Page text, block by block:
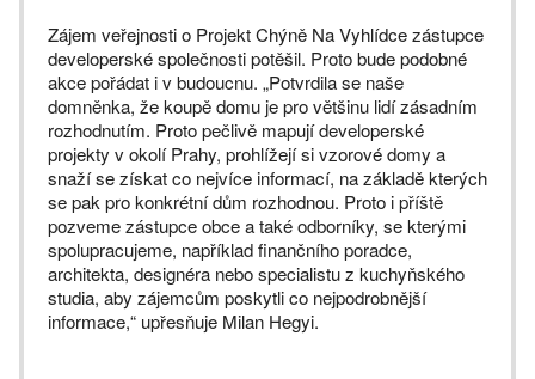
Zájem veřejnosti o Projekt Chýně Na Vyhlídce zástupce
developerské společnosti potěšil. Proto bude podobné
akce pořádat i v budoucnu. „Potvrdila se naše
domněnka, že koupě domu je pro většinu lidí zásadním
rozhodnutím. Proto pečlivě mapují developerské
projekty v okolí Prahy, prohlížejí si vzorové domy a
snaží se získat co nejvíce informací, na základě kterých
se pak pro konkrétní dům rozhodnou. Proto i příště
pozveme zástupce obce a také odborníky, se kterými
spolupracujeme, například finančního poradce,
architekta, designéra nebo specialistu z kuchyňského
studia, aby zájemcům poskytli co nejpodrobnější
informace,“ upřesňuje Milan Hegyi.